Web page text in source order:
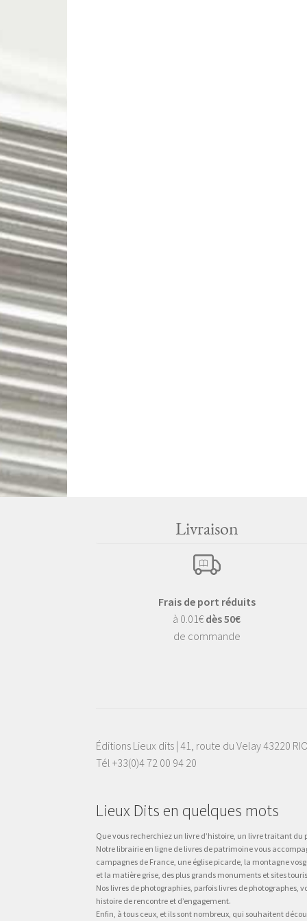
Livraison
Frais de port réduits
à 0.01€ dès 50€
de commande
Éditions Lieux dits | 41, route du Velay 43220
Tél +33(0)4 72 00 94 20
Lieux Dits en quelques mots
Que vous recherchiez un livre d’histoire, un livre traitant
Notre librairie en ligne de livres de patrimoine vous
campagnes de France, une église picarde, la montagne
et la matière grise, des plus grands monuments et sites
Nos livres de photographies, parfois livres de
histoire de rencontre et d’engagement.
Enfin, à tous ceux, et ils sont nombreux, qui souhaitent